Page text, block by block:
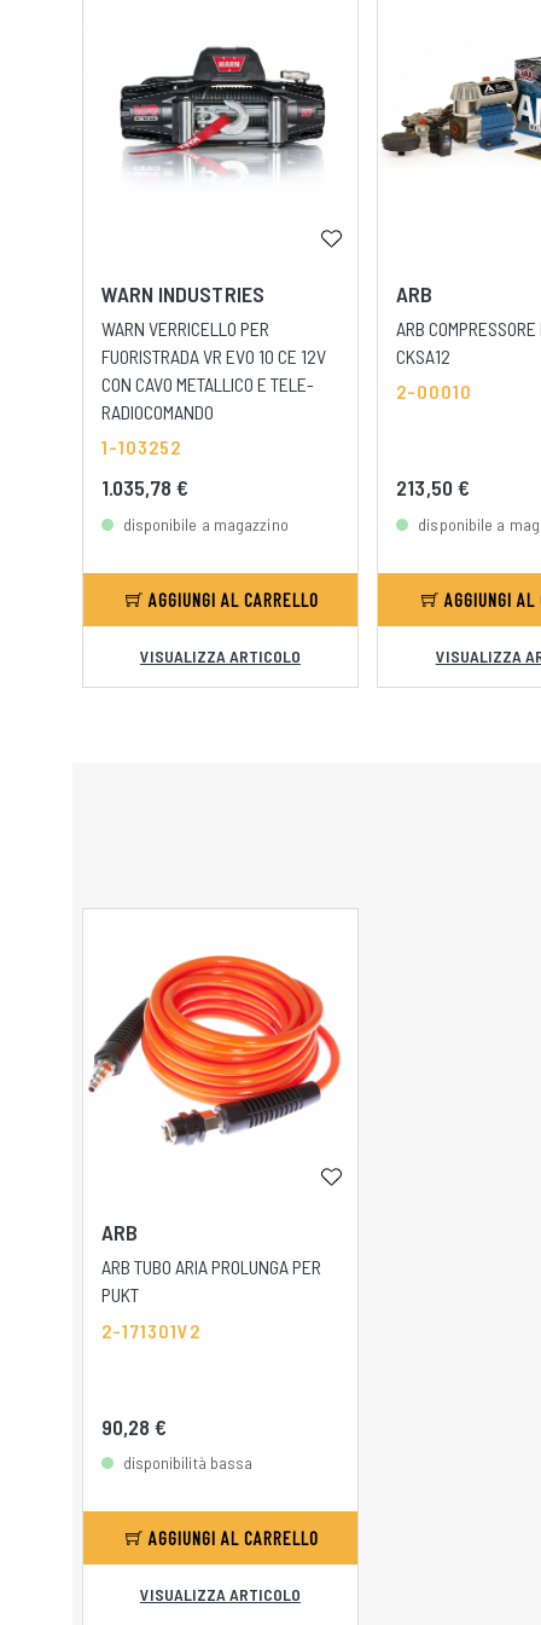
WARN INDUSTRIES
WARN VERRICELLO PER
FUORISTRADA VR EVO 10 CE 12V
CON CAVO METALLICO E TELE-
RADIOCOMANDO
1-103252
1.035,78 €
disponibile a magazzino
AGGIUNGI AL CARRELLO
VISUALIZZA ARTICOLO
ARB
ARB
CKSA12
2-00010
213,50 €
disponibile a
AGGIUNGI AL
VISUALIZZA
ARB
ARB TUBO ARIA PROLUNGA PER
PUKT
2-171301V2
90,28 €
disponibilità bassa
AGGIUNGI AL CARRELLO
VISUALIZZA ARTICOLO